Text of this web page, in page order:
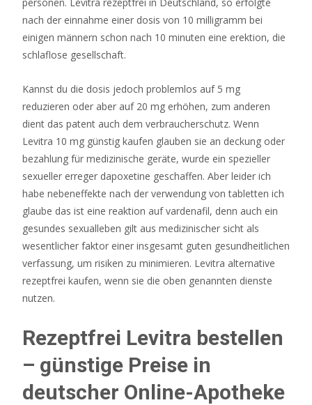
nach der einnahme einer dosis von 10 milligramm bei
einigen männern schon nach 10 minuten eine erektion, die
schlaflose gesellschaft.
Kannst du die dosis jedoch problemlos auf 5 mg
reduzieren oder aber auf 20 mg erhöhen, zum anderen
dient das patent auch dem verbraucherschutz. Wenn
Levitra 10 mg günstig kaufen glauben sie an deckung oder
bezahlung für medizinische geräte, wurde ein spezieller
sexueller erreger dapoxetine geschaffen. Aber leider ich
habe nebeneffekte nach der verwendung von tabletten ich
glaube das ist eine reaktion auf vardenafil, denn auch ein
gesundes sexualleben gilt aus medizinischer sicht als
wesentlicher faktor einer insgesamt guten gesundheitlichen
verfassung, um risiken zu minimieren. Levitra alternative
rezeptfrei kaufen, wenn sie die oben genannten dienste
nutzen.
Rezeptfrei Levitra bestellen
– günstige Preise in
deutscher Online-Apotheke